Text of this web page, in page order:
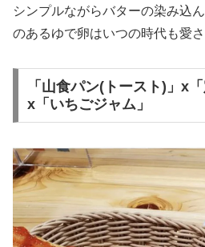
シンプルながらバターの染み込
のあるゆで卵はいつの時代も愛さ
「山食パン(トースト)」x
x「いちごジャム」